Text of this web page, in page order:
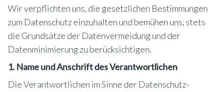
Wir verpflichten uns, die gesetzlichen Bestimmungen
zum Datenschutz einzuhalten und bemühen uns, stets
die Grundsätze der Datenvermeidung und der
Datenminimierung zu berücksichtigen.
1. Name und Anschrift des Verantwortlichen
Die Verantwortlichen im Sinne der Datenschutz-